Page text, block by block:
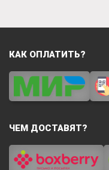
КАК ОПЛАТИТЬ?
ЧЕМ ДОСТАВЯТ?